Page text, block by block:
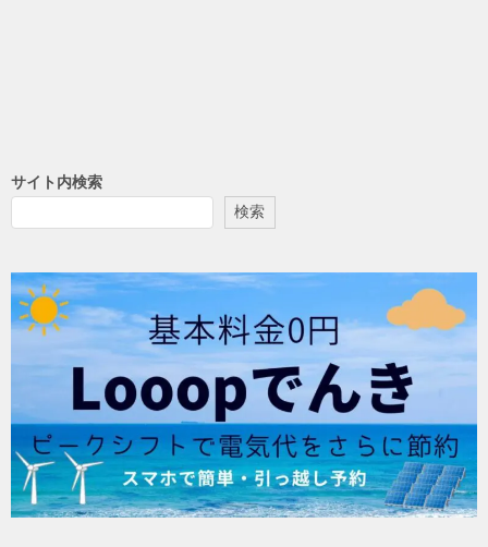
サイト内検索
検索